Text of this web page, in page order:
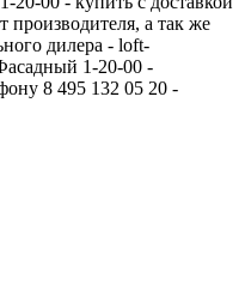
а так же
дилера - loft-
1-20-00 -
8 495 132 05 20 -